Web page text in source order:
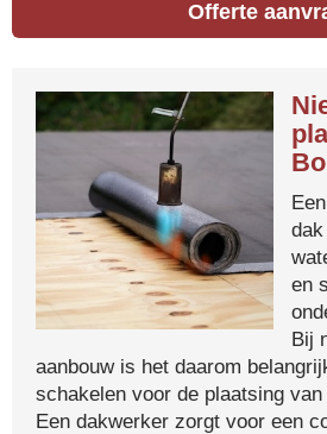
Offerte
en
Bij
aanbouw is het daarom
schakelen voor de plaatsing van
Een dakwerker zorgt voor een